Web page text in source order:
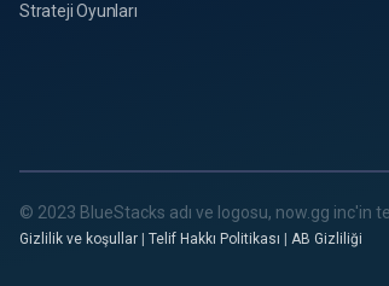
Strateji Oyunları
© 2023 BlueStacks adı ve logosu, now.gg inc'in
Gizlilik ve koşullar Telif Hakkı Politikası AB Gizliliği